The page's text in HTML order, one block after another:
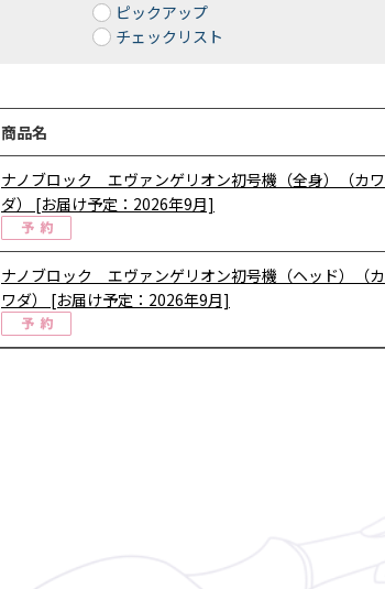
ピックアップ
チェックリスト
商品名
ナノブロック エヴァンゲリオン初号機（全身）（カワ
ダ） [お届け予定：2026年9月]
ナノブロック エヴァンゲリオン初号機（ヘッド）（カ
ワダ） [お届け予定：2026年9月]